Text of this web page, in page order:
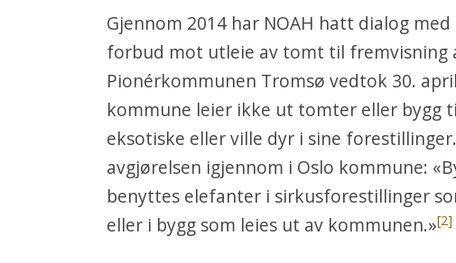
Gjennom 2014 har NOAH hatt dialog
forbud mot utleie av tomt til fremvisning
Pionérkommunen Tromsø vedtok 30.
kommune leier ikke ut tomter eller bygg
eksotiske eller ville dyr i sine
avgjørelsen igjennom i Oslo kommune:
benyttes elefanter i sirkusforestillinger
eller i bygg som leies ut av kommunen.»[2]